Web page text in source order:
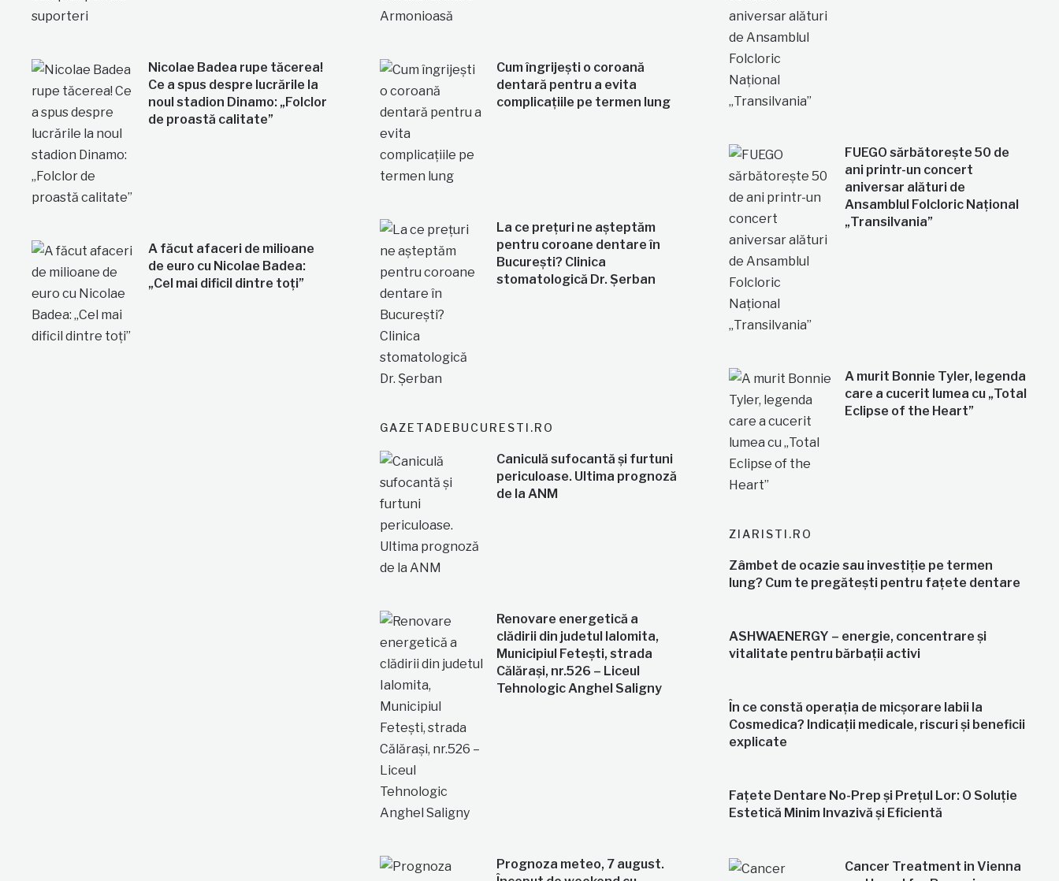
Nicolae Badea rupe tăcerea!
Ce a spus despre lucrările la
noul stadion Dinamo: „Folclor
de proastă calitate”
A făcut afaceri de milioane
de euro cu Nicolae Badea:
„Cel mai dificil dintre toți”
Cum îngrijești o coroană
dentară pentru a evita
complicațiile pe termen lung
La ce prețuri ne așteptăm
pentru coroane dentare în
București? Clinica
stomatologică Dr. Șerban
GAZETADEBUCURESTI.RO
Caniculă sufocantă și furtuni
periculoase. Ultima prognoză
de la ANM
Renovare energetică a
clădirii din judetul Ialomita,
Municipiul Fetești, strada
Călărași, nr.526 – Liceul
Tehnologic Anghel Saligny
Prognoza meteo, 7 august.
FUEGO sărbătorește 50 de
ani printr-un concert
aniversar alături de
Ansamblul Folcloric Național
„Transilvania”
A murit Bonnie Tyler, legenda
care a cucerit lumea cu „Total
Eclipse of the Heart”
ZIARISTI.RO
Zâmbet de ocazie sau investiție pe termen
lung? Cum te pregătești pentru fațete dentare
ASHWAENERGY – energie, concentrare și
vitalitate pentru bărbații activi
În ce constă operația de micșorare labii la
Cosmedica? Indicații medicale, riscuri și beneficii
explicate
Fațete Dentare No-Prep și Prețul Lor: O Soluție
Estetică Minim Invazivă și Eficientă
Cancer Treatment in Vienna